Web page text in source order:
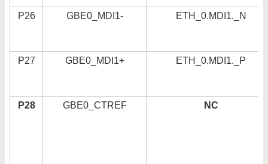
P26 GBE0_MDI1- ETH_0.MDI1._N
P27 GBE0_MDI1+ ETH_0.MDI1._P
P28 GBE0_CTREF NC